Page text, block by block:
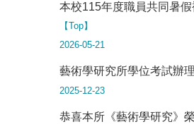
本校115年度職員共同暑假
【Top】
2026-05-21
藝術學研究所學位考試辦
2025-12-23
恭喜本所《藝術學研究》